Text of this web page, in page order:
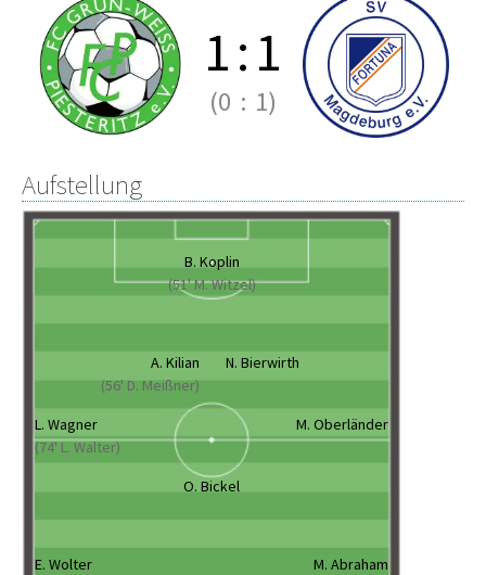
1:1
(0 : 1)
Aufstellung
B. Koplin
(51' M. Witzel)
A. Kilian
(56' D. Meißner)
N. Bierwirth
L. Wagner
(74' L. Walter)
M. Oberländer
O. Bickel
E. Wolter
M. Abraham